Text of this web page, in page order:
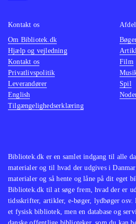
velkendte Singstar koncept.
netop det velkendte
nok gøre det populært i de
stuer på tværs af aldersgrupper
Singstar konceptet er trods
på bagen og begrænset
gameplay siden fremkomsten
med en sangstjerne i maven.
Bibliotek.dk er en samlet indgang til alle
materialer og til hvad der udgives i
materialer og så hente og låne på dit eget
Bibliotek.dk til at søge frem, hvad der er
tidsskrifter, artikler, e-bøger, lydbøger
et fysisk bibliotek, men en database og
Kontakt os
Om Bibliotek.dk
Hjælp og vejledning
Kontakt os
Privatlivspolitik
Leverandører
English
Tilgængelighedserklæring
Film
Spil